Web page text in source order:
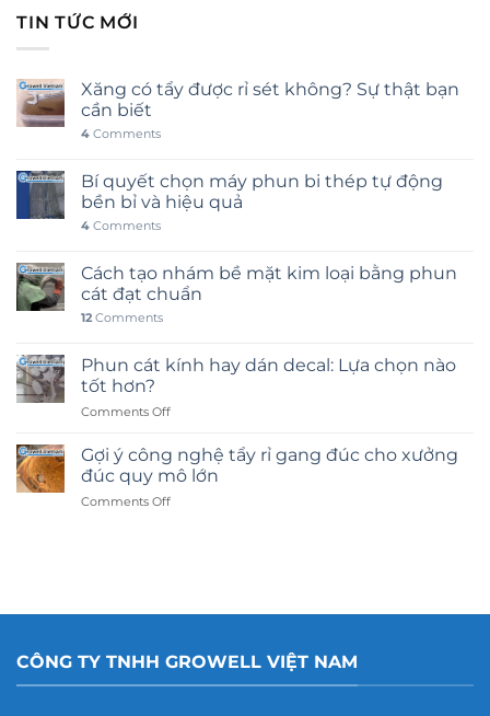
TIN TỨC MỚI
Xăng có tẩy được rỉ sét không? Sự thật bạn
cần biết
4 Comments
Bí quyết chọn máy phun bi thép tự động
bền bỉ và hiệu quả
4 Comments
Cách tạo nhám bề mặt kim loại bằng phun
cát đạt chuẩn
12Comments
Phun cát kính hay dán decal: Lựa chọn nào
tốt hơn?
Comments Offon
cát
kính
hay
dán
hơn?
Gợi ý công nghệ tẩy rỉ gang đúc cho xưởng
đúc quy mô lớn
Comments Offon
rỉ
cho
xưởng
CÔNG TY TNHH GROWELL VIỆT NAM